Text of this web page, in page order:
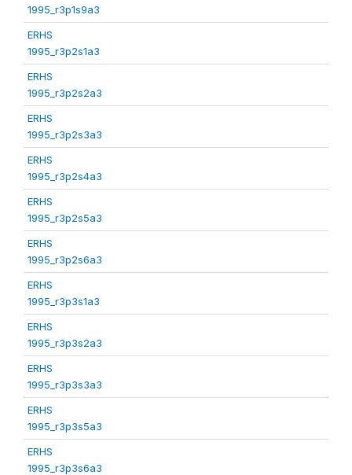
1995_r3p1s9a3
ERHS
1995_r3p2s1a3
ERHS
1995_r3p2s2a3
ERHS
1995_r3p2s3a3
ERHS
1995_r3p2s4a3
ERHS
1995_r3p2s5a3
ERHS
1995_r3p2s6a3
ERHS
1995_r3p3s1a3
ERHS
1995_r3p3s2a3
ERHS
1995_r3p3s3a3
ERHS
1995_r3p3s5a3
ERHS
1995_r3p3s6a3